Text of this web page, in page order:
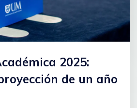
2025:
de un año